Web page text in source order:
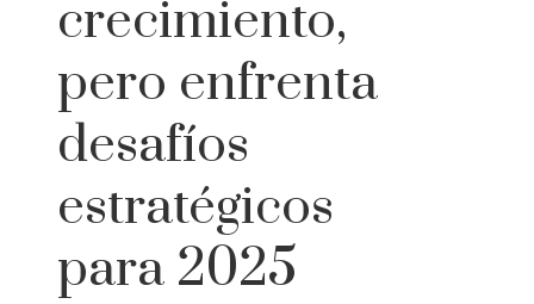
crecimiento,
pero enfrenta
desafíos
estratégicos
para 2025